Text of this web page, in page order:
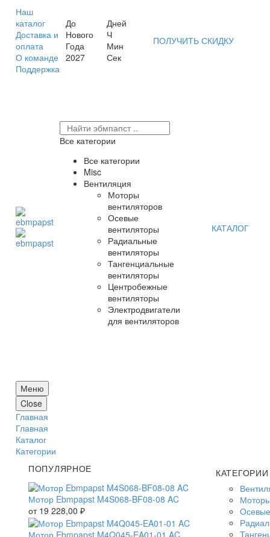
Наш
каталог
Доставка и
оплата
О команде
Поддержка
До
Нового
Года
2027
Дней
Ч
Мин
Сек
ПОЛУЧИТЬ СКИДКУ
Все категории
Все категории
Misc
Вентиляция
Моторы
вентиляторов
Осевые
вентиляторы
Радиальные
вентиляторы
Тангенциальные
вентиляторы
Центробежные
вентиляторы
Электродвигатели
для вентиляторов
КАТАЛОГ
Меню
Close
Главная
Главная
Каталог
Категории
ПОПУЛЯРНОЕ
Мотор Ebmpapst M4S068-BF08-08 AC
от 19 228,00 ₽
Мотор Ebmpapst M4Q045-EA01-01 AC
КАТЕГОРИИ